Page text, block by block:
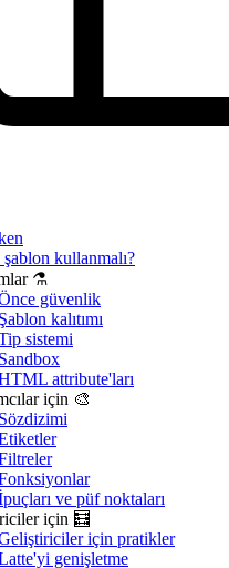
kullanmalı?
⚗️
güvenlik
Şablon kalıtımı
sistemi
Sandbox
attribute'ları
için 🎨
Sözdizimi
ve püf noktaları
için 🧮
için pratikler
genişletme